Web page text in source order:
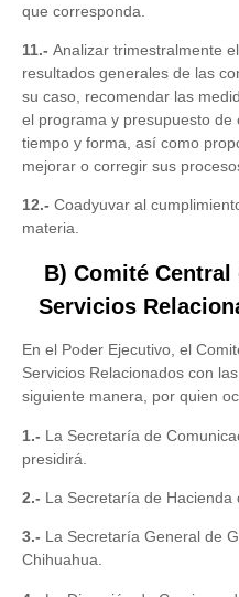
que corresponda.
11.- Analizar trimestralmente
resultados generales de las
su caso, recomendar las
el programa y presupuesto de
tiempo y forma, así como
mejorar o corregir sus
12.- Coadyuvar al
materia.
B) Comité
Servicios
En el Poder Ejecutivo, el
Servicios Relacionados con
siguiente manera, por quien
1.- La Secretaría de
presidirá.
2.- La Secretaría de Hacienda
3.- La Secretaría General de
Chihuahua.